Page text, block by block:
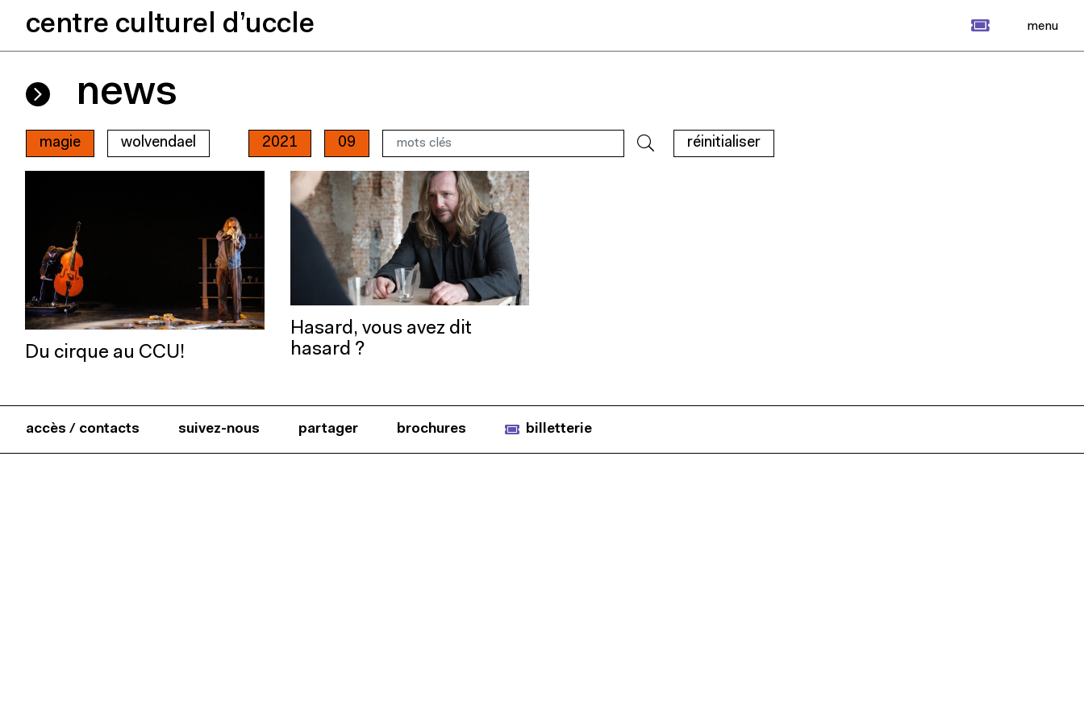
centre culturel d’uccle menu
news
magie wolvendael 2021 09 réinitialiser
Du cirque au CCU!
Hasard, vous avez dit
hasard ?
accès / contacts suivez-nous partager brochures billetterie